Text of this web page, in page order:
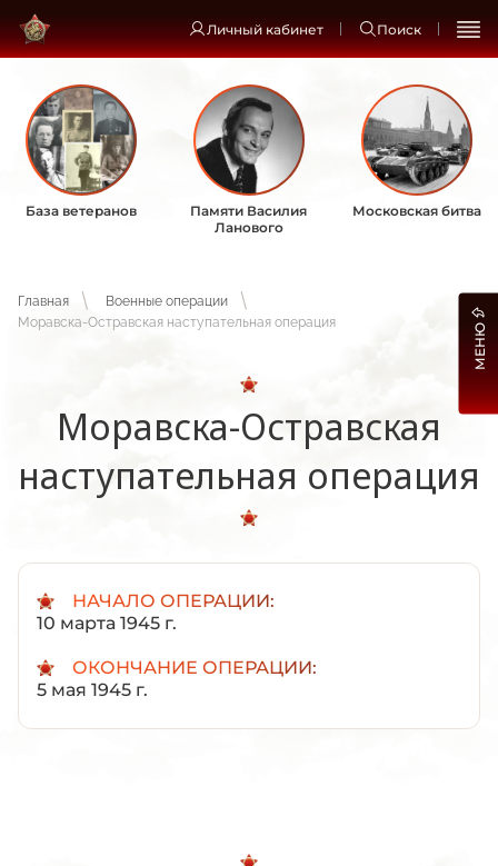
Личный кабинет Поиск
База ветеранов
Памяти Василия
Ланового
Московская битва
Главная
Военные операции
Моравска-Остравская наступательная операция
Моравска-Остравская
наступательная операция
НАЧАЛО ОПЕРАЦИИ:
10 марта 1945 г.
ОКОНЧАНИЕ ОПЕРАЦИИ:
5 мая 1945 г.
МЕНЮ